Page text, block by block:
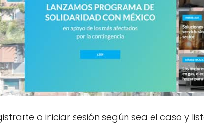
o iniciar sesión según sea el caso y